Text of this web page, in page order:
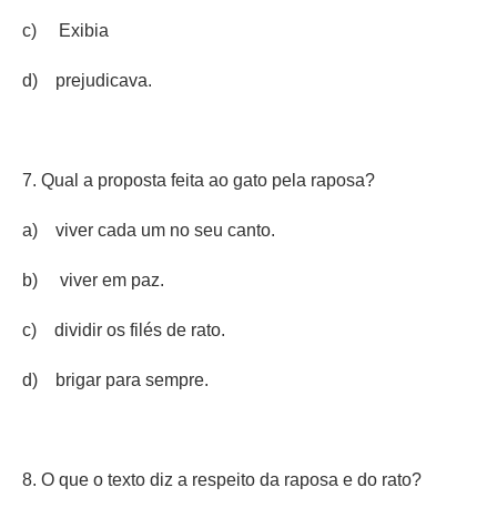
c) Exibia
d) prejudicava.
7. Qual a proposta feita ao gato pela raposa?
a) viver cada um no seu canto.
b) viver em paz.
c) dividir os filés de rato.
d) brigar para sempre.
8. O que o texto diz a respeito da raposa e do rato?